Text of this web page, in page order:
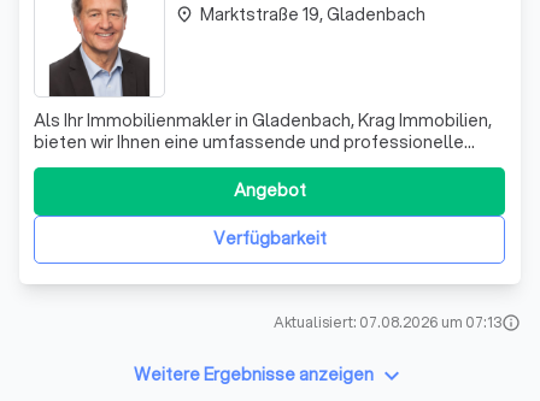
Als Ihr Immobilienmakler in Gladenbach, Krag Immobilien,
bieten wir Ihnen eine umfassende und professionelle
Unterstützung beim Verkauf und der Vermietung von
Immobilien. Mit unserer langjährigen Erfahrung und
unserem fundierten Fachwissen entwickeln wir ein
maßgeschneidertes Vermarktungskonzept für
Verfügbarkeit
Angebot
place Marktstraße 19, Gladenbach
Aktualisiert: 07.08.2026 um 07:13info
Weitere Ergebnisse anzeigen keyboard_arrow_down